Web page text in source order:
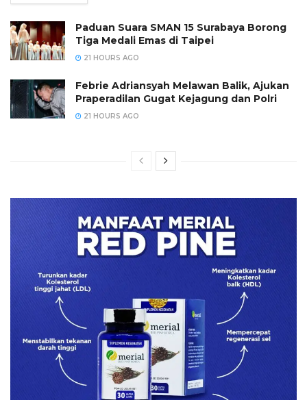
Paduan Suara SMAN 15 Surabaya Borong
Tiga Medali Emas di Taipei
21 HOURS AGO
Febrie Adriansyah Melawan Balik, Ajukan
Praperadilan Gugat Kejagung dan Polri
21 HOURS AGO